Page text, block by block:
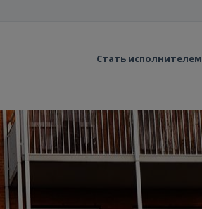
Стать исполнителем